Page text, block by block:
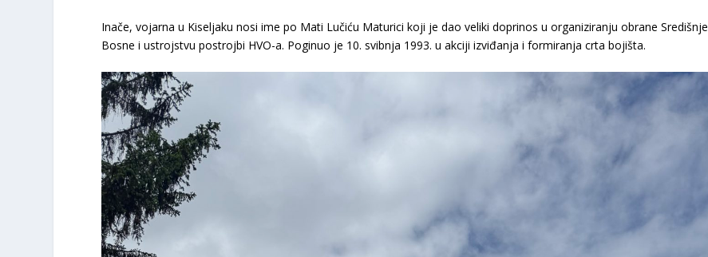
Inače, vojarna u Kiseljaku nosi ime po Mati Lučiću Maturici koji je dao veliki doprinos u organiziranju obrane Središnje
Bosne i ustrojstvu postrojbi HVO-a. Poginuo je 10. svibnja 1993. u akciji izviđanja i formiranja crta bojišta.